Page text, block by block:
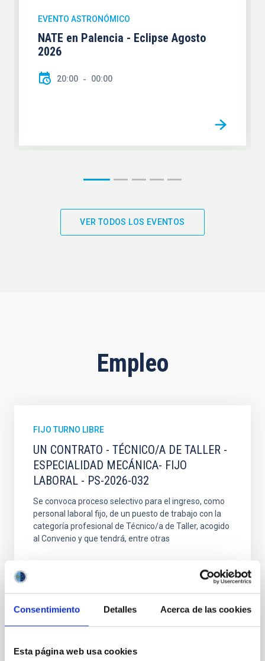
Consentimiento Detalles Acerca de las cookies
Esta página web usa cookies
EVENTO ASTRONÓMICO
NATE en Palencia - Eclipse Agosto
2026
20:00 00:00
VER TODOS LOS EVENTOS
Empleo
FIJO TURNO LIBRE
UN CONTRATO - TÉCNICO/A DE TALLER -
ESPECIALIDAD MECÁNICA- FIJO
LABORAL - PS-2026-032
Se convoca proceso selectivo para el ingreso, como
personal laboral fijo, de un puesto de trabajo con la
categoría profesional de Técnico/a de Taller, acogido
al Convenio y que tendrá, entre otras